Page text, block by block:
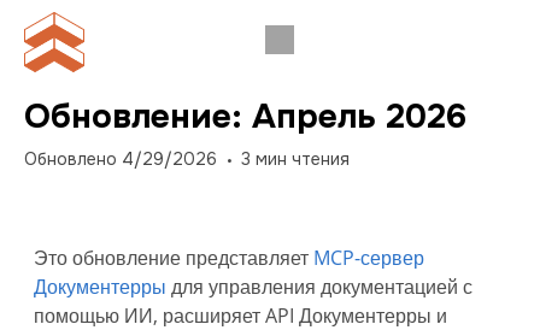
Обновление: Апрель 2026
Обновлено 4/29/2026 3 мин чтения
Это обновление представляет MCP-сервер
Документерры для управления документацией с
помощью ИИ, расширяет API Документерры и